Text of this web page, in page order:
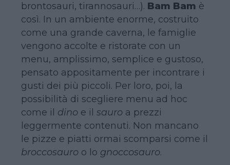
brontosauri, tirannosauri…). Bam Bam è
così. In un ambiente enorme, costruito
come una grande caverna, le famiglie
vengono accolte e ristorate con un
menu, amplissimo, semplice e gustoso,
pensato appositamente per incontrare i
gusti dei più piccoli. Per loro, poi, la
possibilità di scegliere menu ad hoc
come il dinoe il sauroa prezzi
leggermente contenuti. Non mancano
le pizze e piatti ormai scomparsi come il
broccosauroo lo gnoccosauro.